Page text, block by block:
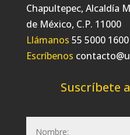
Chapultepec, Alcaldía
de México, C.P. 11000
Llámanos 55 5000
Escríbenos
Suscríbete